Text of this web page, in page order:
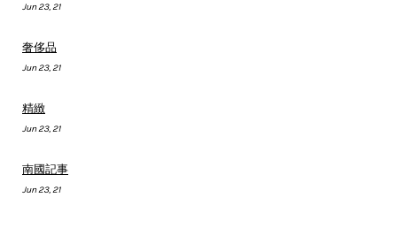
Jun 23, 21
奢侈品
Jun 23, 21
精緻
Jun 23, 21
南國記事
Jun 23, 21